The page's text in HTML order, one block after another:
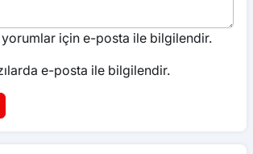
için e-posta ile bilgilendir.
e-posta ile bilgilendir.